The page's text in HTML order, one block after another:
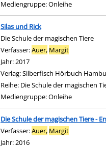
Mediengruppe:Onleihe
Silas und Rick
Die Schule der magischen Tiere
Verfasser:Auer, Margit
Jahr:2017
Verlag:Silberfisch Hörbuch
Reihe: Die Schule der magischen
Mediengruppe:Onleihe
Die Schule der magischen Tiere -
Verfasser:Auer, Margit
Jahr:2016